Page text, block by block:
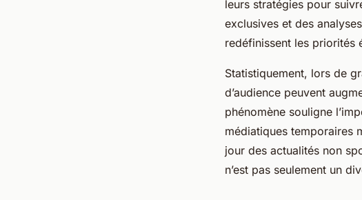
leurs stratégies pour
exclusives et des
redéfinissent les priorités
Statistiquement, lors de
d’audience peuvent
phénomène souligne
médiatiques temporaires
jour des actualités non
n’est pas seulement un